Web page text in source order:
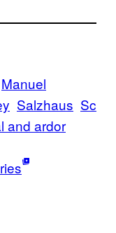
Manuel
Salzhaus Sc
and ardor